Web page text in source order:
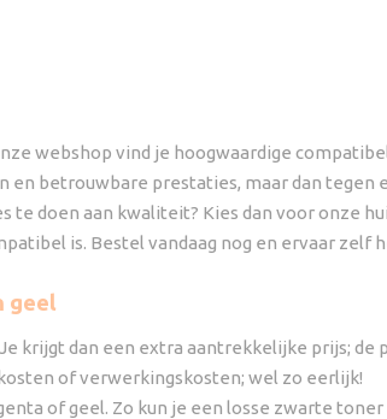
webshop vind je hoogwaardige
betrouwbare prestaties, maar dan tegen
doen aan kwaliteit? Kies dan voor onze
is. Bestel vandaag nog en ervaar zelf
geel
krijgt dan een extra aantrekkelijke prijs; de
of verwerkingskosten; wel zo eerlijk!
of geel. Zo kun je een losse zwarte